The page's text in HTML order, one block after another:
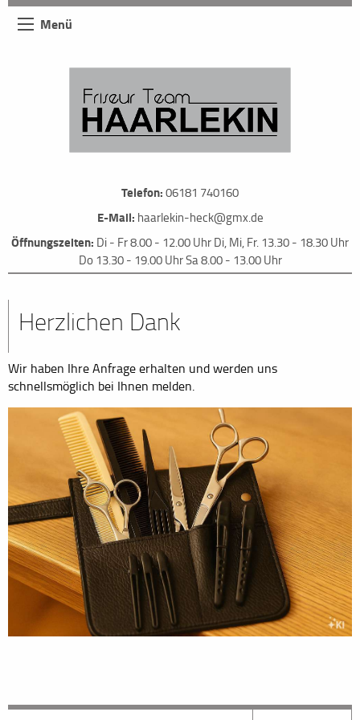
Menü
Telefon:06181 740160
E-Mail: haarlekin-heck@gmx.de
Öffnungszeiten: Di - Fr 8.00 - 12.00 Uhr Di, Mi, Fr. 13.30 - 18.30 Uhr
Do 13.30 - 19.00 Uhr Sa 8.00 - 13.00 Uhr
Herzlichen Dank
Wir haben Ihre Anfrage erhalten und werden uns
schnellsmöglich bei Ihnen melden.